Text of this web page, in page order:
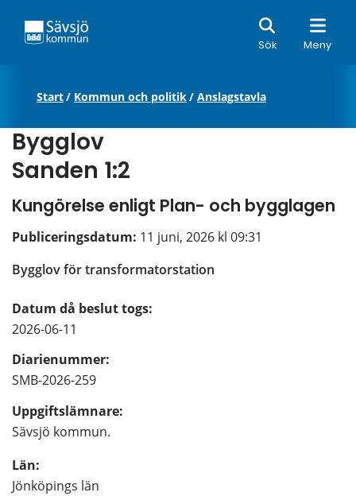
Sök Meny
Sök
Start/ Kommun och politik/ Anslagstavla
Bygglov
Sanden 1:2
Kungörelse enligt Plan- och bygglagen
Publiceringsdatum: 11 juni, 2026 kl 09:31
Bygglov för transformatorstation
Datum då beslut togs:
2026-06-11
Diarienummer:
SMB-2026-259
Uppgiftslämnare:
Sävsjö kommun.
Län:
Jönköpings län